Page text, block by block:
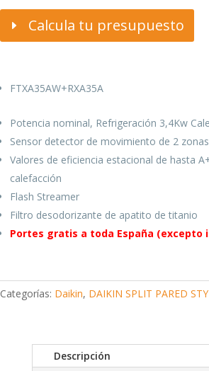
original
era:
2.091,00€.
es:
Calcula tu presupuesto
FTXA35AW+RXA35A
Potencia nominal, Refrigeración 3,4Kw
Sensor detector de movimiento de 2 zonas
Valores de eficiencia estacional de hasta
calefacción
Flash Streamer
Filtro desodorizante de apatito de titanio
Portes gratis a toda España (excepto
Categorías: Daikin, DAIKIN SPLIT PARED
Descripción